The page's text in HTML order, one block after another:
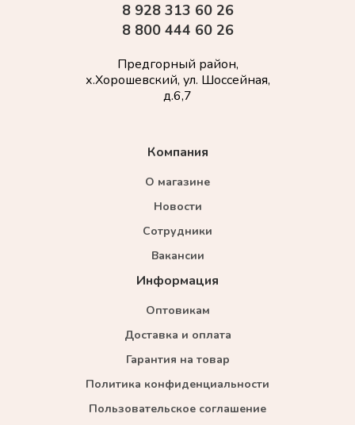
Компания
О магазине
Новости
Сотрудники
Вакансии
Информация
Оптовикам
Доставка и оплата
Гарантия на товар
Политика конфиденциальности
Пользовательское соглашение
8 928 313 60 26
8 800 444 60 26
Предгорный район,
х.Хорошевский, ул. Шоссейная,
д.6,7